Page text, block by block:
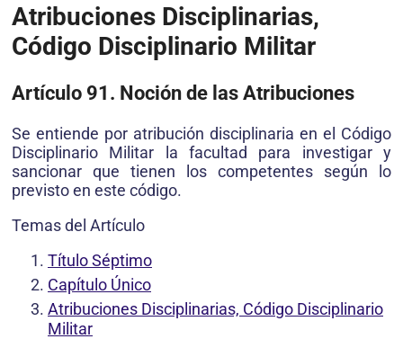
Atribuciones Disciplinarias,
Código Disciplinario Militar
Artículo 91. Noción de las Atribuciones
Se entiende por atribución disciplinaria en el Código
Disciplinario Militar la facultad para investigar y
sancionar que tienen los competentes según lo
previsto en este código.
Temas del Artículo
Título Séptimo
Capítulo Único
Atribuciones Disciplinarias, Código Disciplinario
Militar